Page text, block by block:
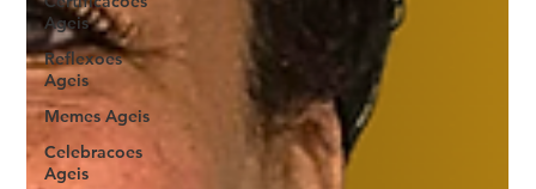
Ageis
Reflexoes
Ageis
Memes Ageis
Celebracoes
Ageis